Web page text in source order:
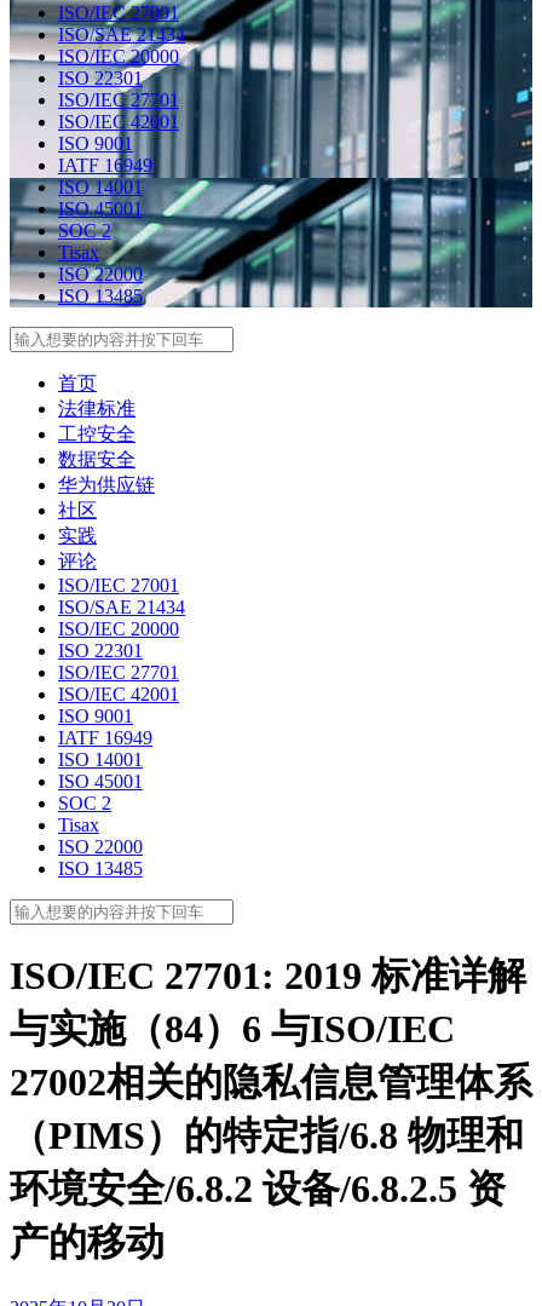
ISO/IEC 27001
ISO/SAE 21434
ISO/IEC 20000
ISO 22301
ISO/IEC 27701
ISO/IEC 42001
ISO 9001
IATF 16949
ISO 14001
ISO 45001
SOC 2
Tisax
ISO 22000
ISO 13485
首页
法律标准
工控安全
数据安全
华为供应链
社区
实践
评论
ISO/IEC 27001
ISO/SAE 21434
ISO/IEC 20000
ISO 22301
ISO/IEC 27701
ISO/IEC 42001
ISO 9001
IATF 16949
ISO 14001
ISO 45001
SOC 2
Tisax
ISO 22000
ISO 13485
ISO/IEC 27701: 2019 标准详解
与实施（84）6 与ISO/IEC
27002相关的隐私信息管理体系
（PIMS）的特定指/6.8 物理和
环境安全/6.8.2 设备/6.8.2.5 资
产的移动